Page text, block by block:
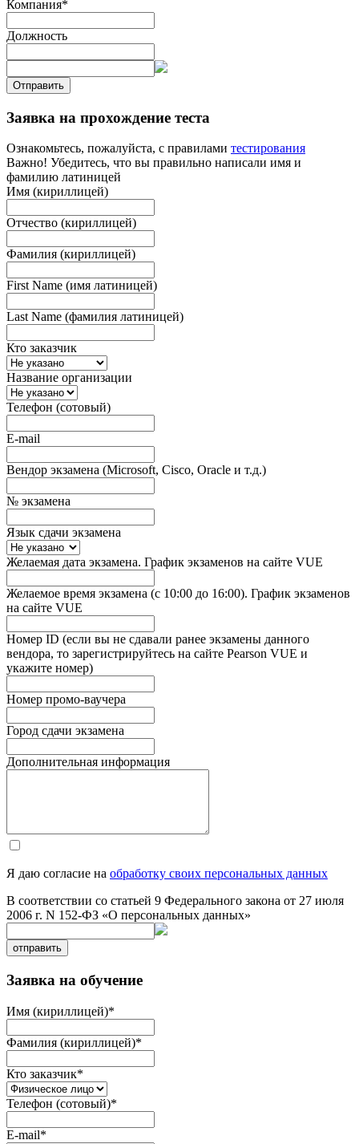
Компания*
Должность
Отправить
Заявка на прохождение теста
Ознакомьтесь, пожалуйста, с правилами тестирования
Важно! Убедитесь, что вы правильно написали имя и
фамилию латиницей
Имя (кириллицей)
Отчество (кириллицей)
Фамилия (кириллицей)
First Name (имя латиницей)
Last Name (фамилия латиницей)
Кто заказчик
Название организации
Телефон (сотовый)
E-mail
Вендор экзамена (Microsoft, Cisco, Oracle и т.д.)
№ экзамена
Язык сдачи экзамена
Желаемая дата экзамена. График экзаменов на сайте VUE
Желаемое время экзамена (с 10:00 до 16:00). График экзаменов
на сайте VUE
Номер ID (если вы не сдавали ранее экзамены данного
вендора, то зарегистрируйтесь на сайте Pearson VUE и
укажите номер)
Номер промо-ваучера
Город сдачи экзамена
Дополнительная информация
Я даю согласие на обработку своих персональных данных
В соответствии со статьей 9 Федерального закона от 27 июля
2006 г. N 152-ФЗ «О персональных данных»
отправить
Заявка на обучение
Имя (кириллицей)*
Фамилия (кириллицей)*
Кто заказчик*
Телефон (сотовый)*
E-mail*